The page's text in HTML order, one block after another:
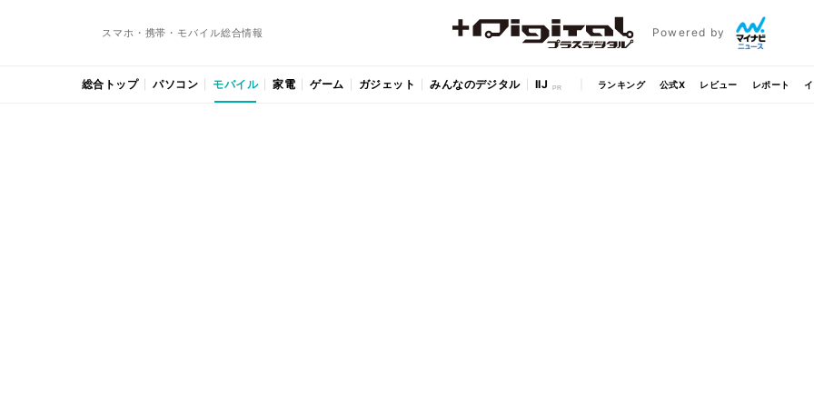
スマホ・携帯・モバイル総合情報 Powered by
総合トップ パソコン モバイル 家電 ゲーム ガジェット みんなのデジタル IIJ ランキング 公式X レビュー レポート